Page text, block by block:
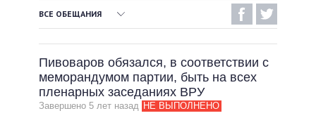
КАБИНЕТ МИНИСТРОВ
ВСЕ ПЕРСОНЫ
ПОДДЕРЖАТЬ
СРАВНЕНИЕ ПОЛИТИКОВ
ВСЕ ОБЕЩАНИЯ
НЕВЫПОЛНЕННЫЕ ОБЕЩАНИЯ
ОБЕЩАНИЯ В ПРОЦЕССЕ
ВСЕ ОБЕЩАНИЯ
Пивоваров обязался, в соответствии с
меморандумом партии, быть на всех
пленарных заседаниях ВРУ
Завершено 5 лет назад НЕ ВЫПОЛНЕНО